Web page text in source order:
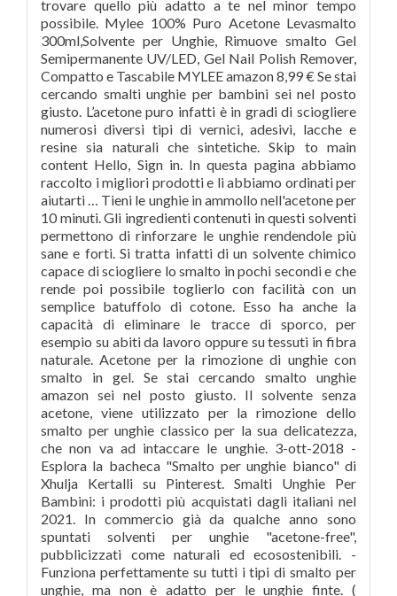
trovare quello più adatto a te nel minor tempo
possibile. Mylee 100% Puro Acetone Levasmalto
300ml,Solvente per Unghie, Rimuove smalto Gel
Semipermanente UV/LED, Gel Nail Polish Remover,
Compatto e Tascabile MYLEE amazon 8,99 € Se stai
cercando smalti unghie per bambini sei nel posto
giusto. L’acetone puro infatti è in gradi di sciogliere
numerosi diversi tipi di vernici, adesivi, lacche e
resine sia naturali che sintetiche. Skip to main
content Hello, Sign in. In questa pagina abbiamo
raccolto i migliori prodotti e li abbiamo ordinati per
aiutarti … Tieni le unghie in ammollo nell'acetone per
10 minuti. Gli ingredienti contenuti in questi solventi
permettono di rinforzare le unghie rendendole più
sane e forti. Si tratta infatti di un solvente chimico
capace di sciogliere lo smalto in pochi secondi e che
rende poi possibile toglierlo con facilità con un
semplice batuffolo di cotone. Esso ha anche la
capacità di eliminare le tracce di sporco, per
esempio su abiti da lavoro oppure su tessuti in fibra
naturale. Acetone per la rimozione di unghie con
smalto in gel. Se stai cercando smalto unghie
amazon sei nel posto giusto. Il solvente senza
acetone, viene utilizzato per la rimozione dello
smalto per unghie classico per la sua delicatezza,
che non va ad intaccare le unghie. 3-ott-2018 -
Esplora la bacheca "Smalto per unghie bianco" di
Xhulja Kertalli su Pinterest. Smalti Unghie Per
Bambini: i prodotti più acquistati dagli italiani nel
2021. In commercio già da qualche anno sono
spuntati solventi per unghie "acetone-free",
pubblicizzati come naturali ed ecosostenibili. -
Funziona perfettamente su tutti i tipi di smalto per
unghie, ma non è adatto per le unghie finte. (